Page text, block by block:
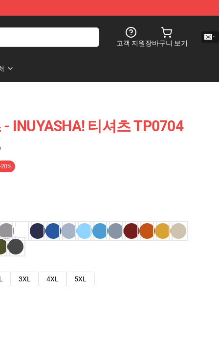
고객 지원장바구니 보기
INUYASHA! 티셔츠 TP0704
-20%
3XL 4XL
5XL